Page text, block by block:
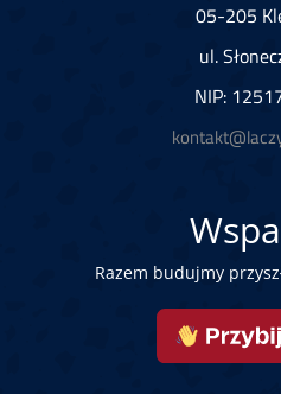
05-205
ul.
NIP:
Razem budujmy